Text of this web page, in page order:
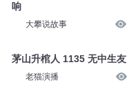
响
大攀说故事
茅山升棺人 1135 无中生友
老猫演播